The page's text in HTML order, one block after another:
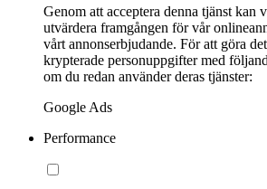
Genom att acceptera denna tjänst kan
utvärdera framgången för vår
vårt annonserbjudande. För att göra
krypterade personuppgifter med
om du redan använder deras tjänster:
Google Ads
Performance